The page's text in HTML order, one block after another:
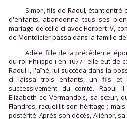
Simon, fils de Raoul, étant entré
d'enfants, abandonna tous ses
mariage de celle-ci avec Herbert IV,
de Montdidier passa dans la famille
Adèle, fille de la précédente,
du roi Philippe I en 1077 : elle eut de
Raoul I, l'aîné, lui succéda dans la
ci laissa trois enfants, un fils et
successivement du comté. Raoul
Elizabeth de Vermandois, sa sœur,
Flandres, recueillit son héritage ;
postérité. Après son décès, Aliénor,